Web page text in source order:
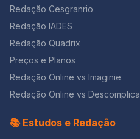
Redação Cesgranrio
Redação IADES
Redação Quadrix
Preços e Planos
Redação Online vs Imaginie
Redação Online vs Descomplica
📚 Estudos e Redação